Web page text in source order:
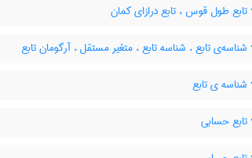
تابع طول قوس ، تابع درازای کمان
شناسه‌ی تابع ، شناسه تابع ، متغیر مستقل ، آرگومان تابع
شناسه ی تابع
تابع حسابی